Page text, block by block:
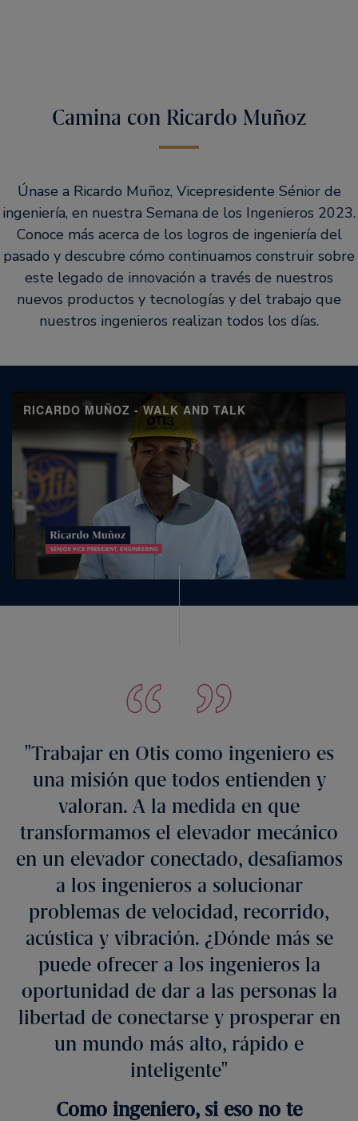
Camina con Ricardo Muñoz
Únase a Ricardo Muñoz, Vicepresidente Sénior de
ingeniería, en nuestra Semana de los Ingenieros 2023.
Conoce más acerca de los logros de ingeniería del
pasado y descubre cómo continuamos construir sobre
este legado de innovación a través de nuestros
nuevos productos y tecnologías y del trabajo que
nuestros ingenieros realizan todos los días.
Trabajar en Otis como ingeniero es
una misión que todos entienden y
valoran. A la medida en que
transformamos el elevador mecánico
en un elevador conectado, desafiamos
a los ingenieros a solucionar
problemas de velocidad, recorrido,
acústica y vibración. ¿Dónde más se
puede ofrecer a los ingenieros la
oportunidad de dar a las personas la
libertad de conectarse y prosperar en
un mundo más alto, rápido e
inteligente
Como ingeniero, si eso no te